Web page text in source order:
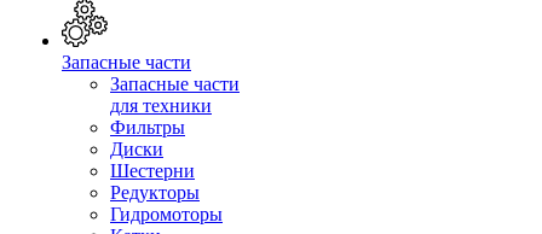
Запасные части
Запасные части
для техники
Фильтры
Диски
Шестерни
Редукторы
Гидромоторы